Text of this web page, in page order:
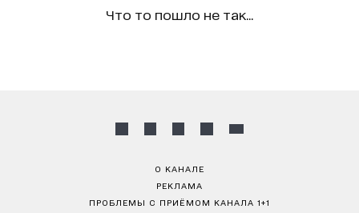
Что то пошло не так...
О КАНАЛЕ
РЕКЛАМА
ПРОБЛЕМЫ С ПРИЁМОМ КАНАЛА 1+1